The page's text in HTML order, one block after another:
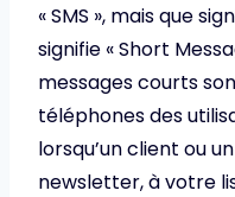
« SMS », mais que
signifie « Short
messages courts
téléphones des
lorsqu’un client ou
newsletter, à votre